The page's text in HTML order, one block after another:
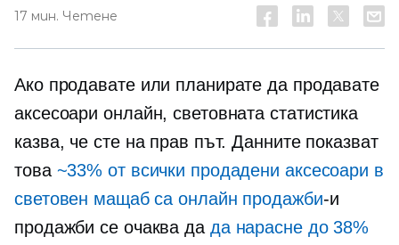
17 мин. Четене
Ако продавате или планирате да продавате
аксесоари онлайн, световната статистика
казва, че сте на прав път. Данните показват
това ~33% от всички продадени аксесоари в
световен мащаб са онлайн продажби-и
продажби се очаква да да нарасне до 38%